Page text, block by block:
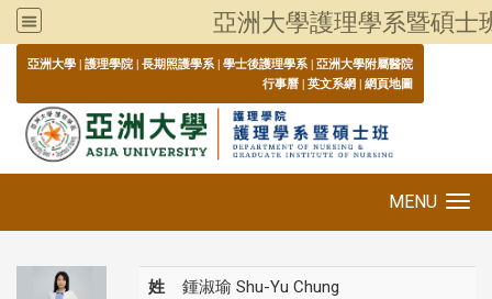
亞洲大學護理學系暨碩士
亞洲大學 | 護理學院 | 長期照護學系 | 學士後護理學系 | 亞洲大學附屬醫院
行事曆 | 英文系網 | 網頁地圖
MENU
姓
鍾淑瑜 Shu-Yu Chung